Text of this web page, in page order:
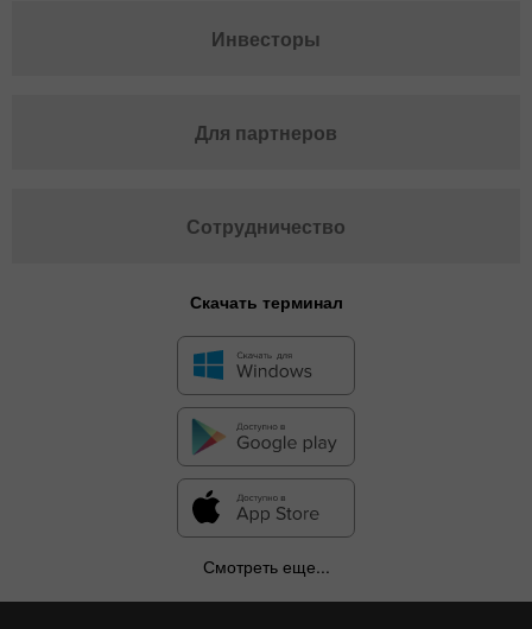
Инвесторы
Для партнеров
Сотрудничество
Скачать терминал
Смотреть еще...